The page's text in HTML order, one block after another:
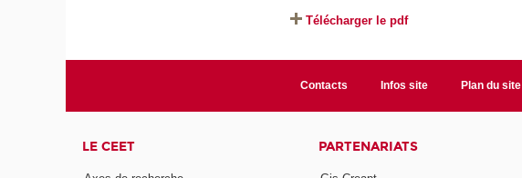
Télécharger le pdf
Contacts Infos site Plan du site
LE CEET PARTENARIATS